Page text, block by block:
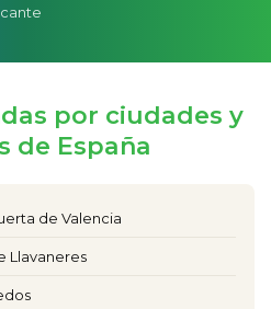
por ciudades y
de España
de Valencia
Llavaneres